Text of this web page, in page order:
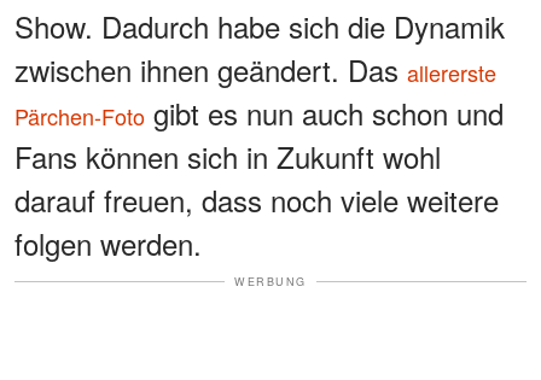
Show. Dadurch habe sich die Dynamik
zwischen ihnen geändert. Das allererste
Pärchen-Foto gibt es nun auch schon und
Fans können sich in Zukunft wohl
darauf freuen, dass noch viele weitere
folgen werden.
WERBUNG